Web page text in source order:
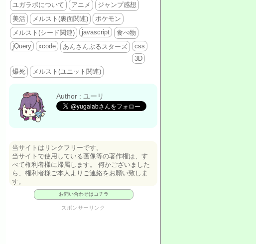
ユガラボについて
アニメ
ジャンプ感想
美活
メルスト(裏面関連)
ポケモン
メルスト(シード関連)
javascript
食べ物
jQuery
xcode あんさんぶるスターズ
css
3D
爆死
メルスト(ユニット関連)
Author : ユーリ
当サイトはリンクフリーです。
当サイトで使用している画像等の著作権は、す
べて権利者様に帰属します。 何かございました
ら、権利者様ご本人よりご連絡をお願い致しま
す。
お問い合わせはコチラ
スポンサーリンク